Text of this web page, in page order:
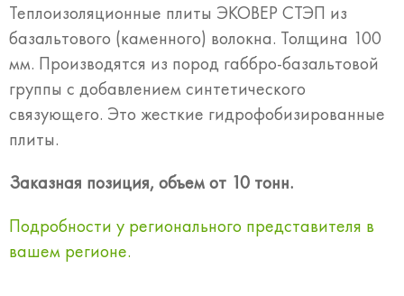
Теплоизоляционные плиты ЭКОВЕР СТЭП из
базальтового (каменного) волокна. Толщина 100
мм. Производятся из пород габбро-базальтовой
группы с добавлением синтетического
связующего. Это жесткие гидрофобизированные
плиты.
Заказная позиция, объем от 10 тонн.
Подробности у регионального представителя в
вашем регионе.